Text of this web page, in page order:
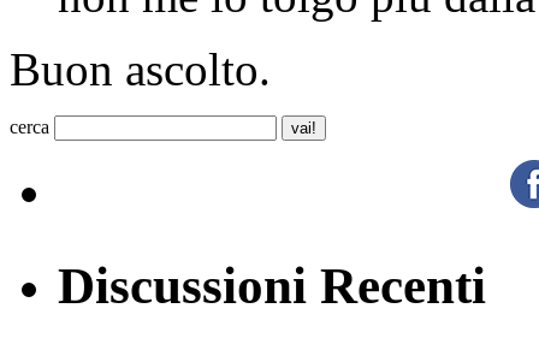
Buon ascolto.
cerca
Discussioni Recenti